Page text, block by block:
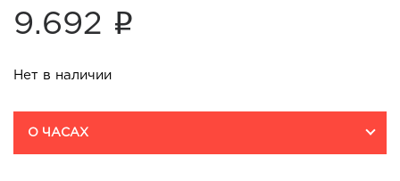
9.692 i
Нет в наличии
О ЧАСАХ